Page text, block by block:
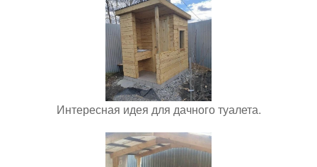
Интересная идея для дачного туалета.